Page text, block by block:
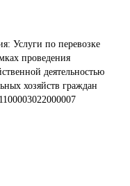
Услуги по перевозке
проведения
деятельностью
хозяйств граждан